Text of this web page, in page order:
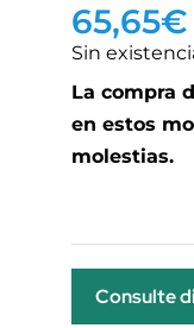
65,65€
Sin
La compra
en estos
molestias.
Consulte